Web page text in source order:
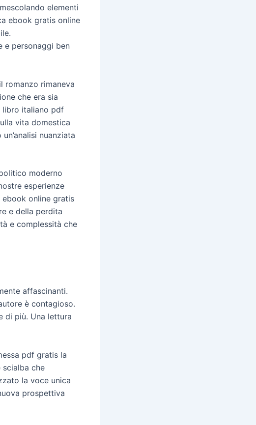
elementi
ebook gratis online
e personaggi ben
romanzo rimaneva
che era sia
libro italiano pdf
vita domestica
nuanziata
moderno
esperienze
ebook online gratis
e della perdita
e complessità che
affascinanti.
è contagioso.
di più. Una lettura
pdf gratis la
scialba che
la voce unica
prospettiva